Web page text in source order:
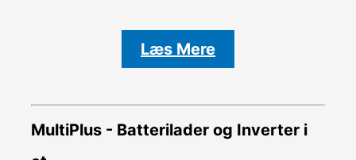
Læs Mere
MultiPlus - Batterilader og Inverter i